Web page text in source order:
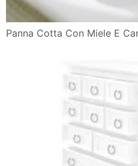
Panna Cotta Con Miele E